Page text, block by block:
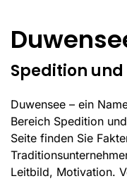
Spedition und
Duwensee – ein
Bereich Spedition
Seite finden Sie
Leitbild, Motivation.